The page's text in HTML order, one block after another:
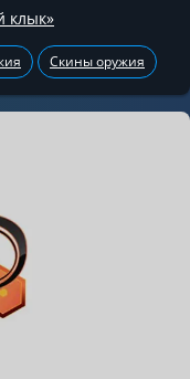
клык»
Скины оружия